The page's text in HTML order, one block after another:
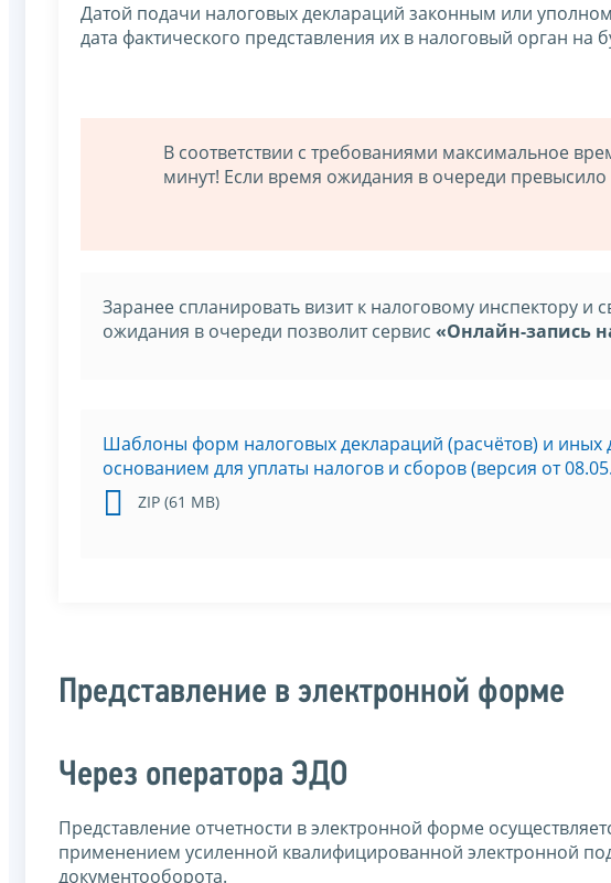
Датой подачи налоговых деклараций законным или
дата фактического представления их в налоговый орган на
В соответствии с требованиями максимальное
минут! Если время ожидания в очереди превысило
Заранее спланировать визит к налоговому инспектору и
ожидания в очереди позволит сервис «Онлайн-запись
Шаблоны форм налоговых деклараций (расчётов) и иных
основанием для уплаты налогов и сборов (версия от
ZIP (61 МВ)
Представление в электронной форме
Через оператора ЭДО
Представление отчетности в электронной форме
применением усиленной квалифицированной электронной
документооборота.